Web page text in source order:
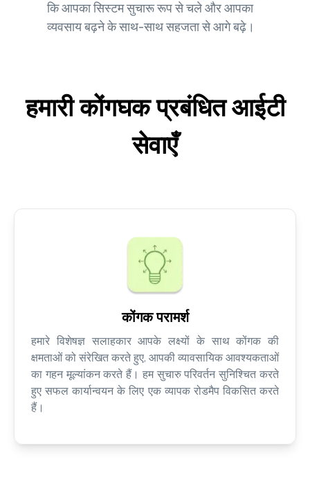
कि आपका सिस्टम सुचारू रूप से चले और आपका
व्यवसाय बढ़ने के साथ-साथ सहजता से आगे बढ़े।
हमारी कोंगघक प्रबंधित आईटी
सेवाएँ
कोंगक परामर्श
हमारे विशेषज्ञ सलाहकार आपके लक्ष्यों के साथ कोंगक की
क्षमताओं को संरेखित करते हुए, आपकी व्यावसायिक आवश्यकताओं
का गहन मूल्यांकन करते हैं। हम सुचारु परिवर्तन सुनिश्चित करते
हुए सफल कार्यान्वयन के लिए एक व्यापक रोडमैप विकसित करते
हैं।